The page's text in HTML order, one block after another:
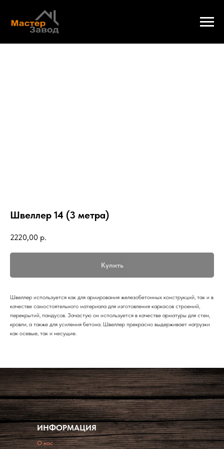
Швеллер 14 (3 метра)
2220,00 р.
Купить
Швеллер используется как для армирования железобетонных конструкций, так и в
качестве самостоятельного материала для изготовления каркасов строений,
перекрытий, пандусов. Зачастую он используется в качестве арматуры для стен,
кровли, а также для усиления бетона. Швеллер прекрасно выдерживает нагрузки
как осевые, так и несущие.
ИНФОРМАЦИЯ
O нас